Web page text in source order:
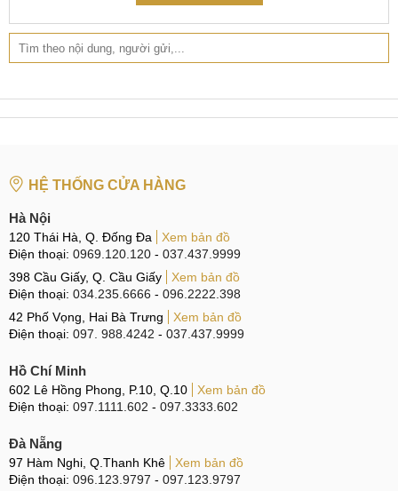
CN 2:398 Cầu Giấy, Q. Cầu Giấy
Hotline:096.2222.398
Hotline:0338.424242
CN 4:123 Trần Quang Khải, Quận 1
Hotline:
CN 5:602 Lê Hồng Phong, Quận 10
Hotline:097.3333.602
Tại Đà Nẵng
Hotline:097.123.9797
Tìm kiếm liên quan:
thay vỏ iPad Air 5 2022
thay khung sườn iPad 2022
HỆ THỐNG CỬA HÀNG
Hà Nội
120 Thái Hà, Q. Đống Đa
Xem bản đồ
Điện thoại: 0969.120.120 - 037.437.9999
398 Cầu Giấy, Q. Cầu Giấy
Xem bản đồ
Điện thoại: 034.235.6666 - 096.2222.398
42 Phố Vọng, Hai Bà Trưng
Xem bản đồ
Điện thoại: 097. 988.4242 - 037.437.9999
Hồ Chí Minh
602 Lê Hồng Phong, P.10, Q.10
Xem bản đồ
Điện thoại: 097.1111.602 - 097.3333.602
Đà Nẵng
97 Hàm Nghi, Q.Thanh Khê
Xem bản đồ
Điện thoại: 096.123.9797 - 097.123.9797